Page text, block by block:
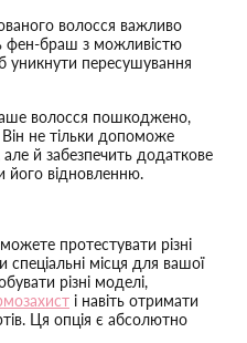
волосся важливо
фен-браш з можливістю
уникнути пересушування
волосся пошкоджено,
Він не тільки допоможе
й забезпечить додаткове
його відновленню.
протестувати різні
місця для вашої
різні моделі,
і навіть отримати
Ця опція є абсолютно